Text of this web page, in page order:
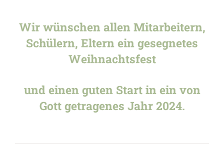
Wir wünschen allen Mitarbeitern,
Schülern, Eltern ein gesegnetes
Weihnachtsfest
und einen guten Start in ein von
Gott getragenes Jahr 2024.